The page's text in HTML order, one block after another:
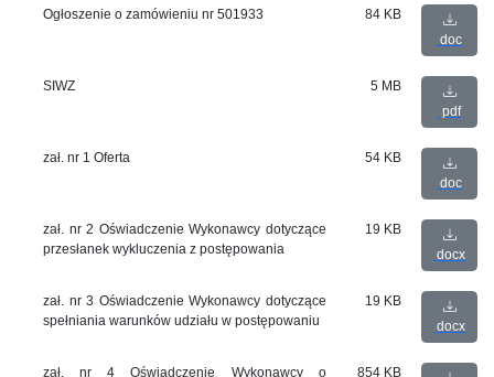
Ogłoszenie o zamówieniu nr 501933
84 KB
doc
SIWZ
5 MB
pdf
zał. nr 1 Oferta
54 KB
doc
zał. nr 2 Oświadczenie Wykonawcy dotyczące
przesłanek wykluczenia z postępowania
19 KB
docx
zał. nr 3 Oświadczenie Wykonawcy dotyczące
spełniania warunków udziału w postępowaniu
19 KB
docx
zał. nr 4 Oświadczenie Wykonawcy o
854 KB